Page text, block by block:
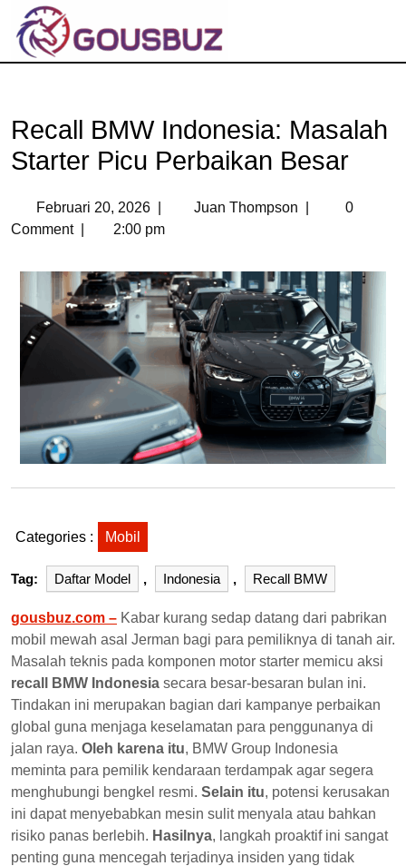
Recall BMW Indonesia: Masalah
Starter Picu Perbaikan Besar
Februari 20, 2026 Juan Thompson
0
Comment
2:00 pm
Categories : Mobil
Tag: Daftar Model , Indonesia , Recall BMW
gousbuz.com – Kabar kurang sedap datang dari pabrikan
mobil mewah asal Jerman bagi para pemiliknya di tanah air.
Masalah teknis pada komponen motor starter memicu aksi
recall BMW Indonesia secara besar-besaran bulan ini.
Tindakan ini merupakan bagian dari kampanye perbaikan
global guna menjaga keselamatan para penggunanya di
jalan raya. Oleh karena itu, BMW Group Indonesia
meminta para pemilik kendaraan terdampak agar segera
menghubungi bengkel resmi. Selain itu, potensi kerusakan
ini dapat menyebabkan mesin sulit menyala atau bahkan
risiko panas berlebih. Hasilnya, langkah proaktif ini sangat
penting guna mencegah terjadinya insiden yang tidak